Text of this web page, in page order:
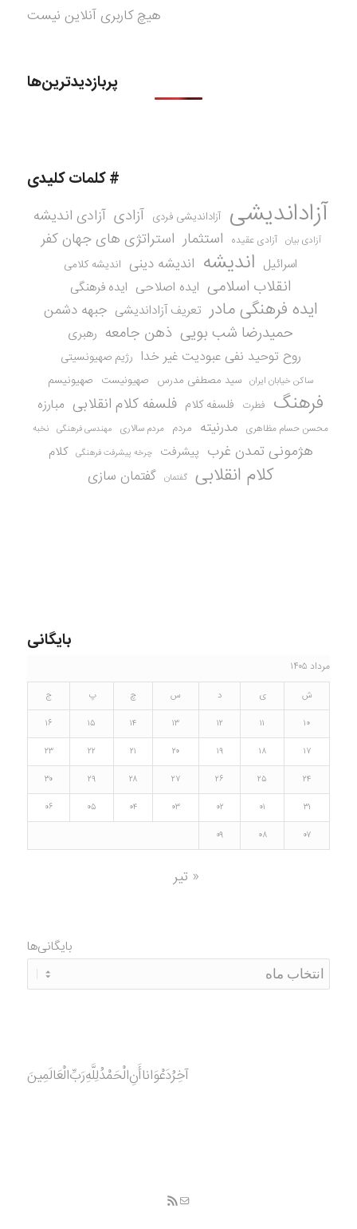
هیچ کاربری آنلاین نیست
پربازدیدترین‌ها
# کلمات کلیدی
آزاداندیشی آزاداندیشی فردی آزادی آزادی اندیشه
آزادی بیان آزادی عقیده استثمار استراتژی های جهان کفر
اسرائیل اندیشه اندیشه دینی اندیشه کلامی
انقلاب اسلامی ایده اصلاحی ایده فرهنگی
ایده فرهنگی مادر تعریف آزاداندیشی جبهه دشمن
حمیدرضا شب بویی ذهن جامعه رهبری
روح توحید نفی عبودیت غیر خدا رژیم صهیونسیتی
ساکن خیابان ایران سید مصطفی مدرس صهیونیست صهیونیسم
فرهنگ فطرت فلسفه کلام فلسفه کلام انقلابی مبارزه
محسن حسام مظاهری مدرنیته مردم مردم سالاری مهندسی فرهنگی نخبه
هژمونی تمدن غرب پیشرفت چرخه پیشرفت فرهنگی کلام
کلام انقلابی گفتمان گفتمان سازی
بایگانی
مرداد ۱۴۰۵
ش ی د س چ پ
ج
۱۰
۱۱ ۱۲ ۱۳ ۱۴ ۱۵
۱۶
۱۷
۱۸ ۱۹ ۲۰ ۲۱ ۲۲
۲۳
۲۴
۲۵ ۲۶ ۲۷ ۲۸ ۲۹
۳۰
۳۱
۰۱ ۰۲ ۰۳ ۰۴ ۰۵
۰۶
۰۷
۰۸ ۰۹
« تیر
بایگانی‌ها
آخِرُدَعْوَانا‌أَنِ‌الْحَمْدُ‌‌‌لِلَّهِ‌رَبِّ‌الْعَالَمِينَ